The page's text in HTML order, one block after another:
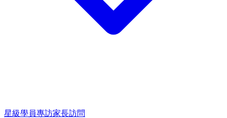
星級學員專訪家長訪問